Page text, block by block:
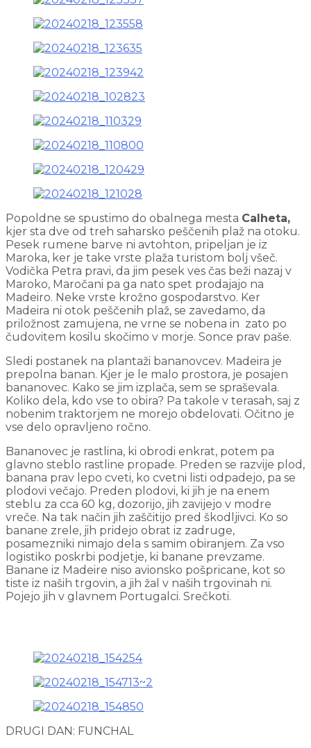
Popoldne se spustimo do obalnega mesta Calheta,
kjer sta dve od treh saharsko peščenih plaž na otoku.
Pesek rumene barve ni avtohton, pripeljan je iz
Maroka, ker je take vrste plaža turistom bolj všeč.
Vodička Petra pravi, da jim pesek ves čas beži nazaj v
Maroko, Maročani pa ga nato spet prodajajo na
Madeiro. Neke vrste krožno gospodarstvo. Ker
Madeira ni otok peščenih plaž, se zavedamo, da
priložnost zamujena, ne vrne se nobena in zato po
čudovitem kosilu skočimo v morje. Sonce prav paše.
Sledi postanek na plantaži bananovcev. Madeira je
prepolna banan. Kjer je le malo prostora, je posajen
bananovec. Kako se jim izplača, sem se spraševala.
Koliko dela, kdo vse to obira? Pa takole v terasah, saj z
nobenim traktorjem ne morejo obdelovati. Očitno je
vse delo opravljeno ročno.
Bananovec je rastlina, ki obrodi enkrat, potem pa
glavno steblo rastline propade. Preden se razvije plod,
banana prav lepo cveti, ko cvetni listi odpadejo, pa se
plodovi večajo. Preden plodovi, ki jih je na enem
steblu za cca 60 kg, dozorijo, jih zavijejo v modre
vreče. Na tak način jih zaščitijo pred škodljivci. Ko so
banane zrele, jih pridejo obrat iz zadruge,
posamezniki nimajo dela s samim obiranjem. Za vso
logistiko poskrbi podjetje, ki banane prevzame.
Banane iz Madeire niso avionsko pošpricane, kot so
tiste iz naših trgovin, a jih žal v naših trgovinah ni.
Pojejo jih v glavnem Portugalci. Srečkoti.
DRUGI DAN: FUNCHAL